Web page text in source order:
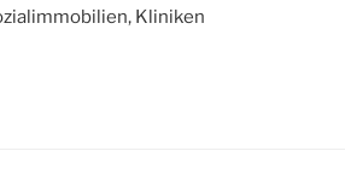
Kliniken